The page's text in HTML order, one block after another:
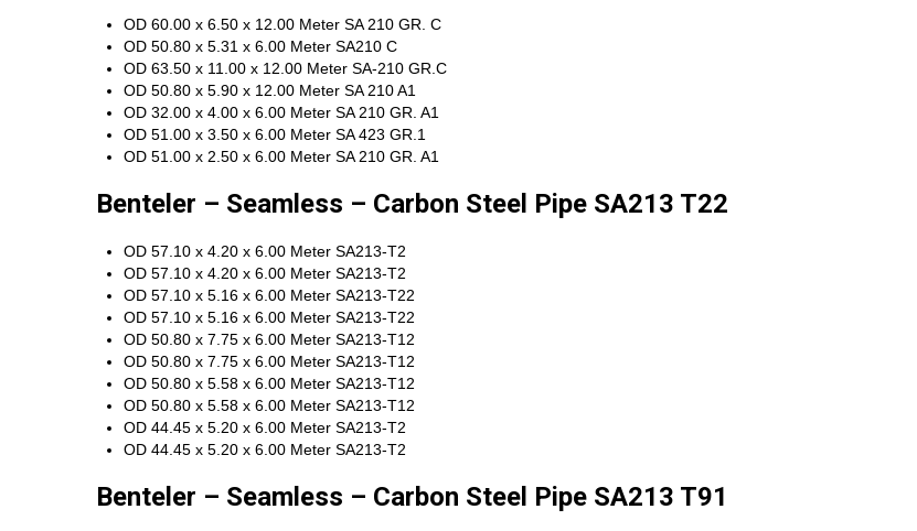
OD 60.00 x 6.50 x 12.00 Meter SA 210 GR. C
OD 50.80 x 5.31 x 6.00 Meter SA210 C
OD 63.50 x 11.00 x 12.00 Meter SA-210 GR.C
OD 50.80 x 5.90 x 12.00 Meter SA 210 A1
OD 32.00 x 4.00 x 6.00 Meter SA 210 GR. A1
OD 51.00 x 3.50 x 6.00 Meter SA 423 GR.1
OD 51.00 x 2.50 x 6.00 Meter SA 210 GR. A1
Benteler – Seamless – Carbon Steel Pipe SA213 T22
OD 57.10 x 4.20 x 6.00 Meter SA213-T2
OD 57.10 x 4.20 x 6.00 Meter SA213-T2
OD 57.10 x 5.16 x 6.00 Meter SA213-T22
OD 57.10 x 5.16 x 6.00 Meter SA213-T22
OD 50.80 x 7.75 x 6.00 Meter SA213-T12
OD 50.80 x 7.75 x 6.00 Meter SA213-T12
OD 50.80 x 5.58 x 6.00 Meter SA213-T12
OD 50.80 x 5.58 x 6.00 Meter SA213-T12
OD 44.45 x 5.20 x 6.00 Meter SA213-T2
OD 44.45 x 5.20 x 6.00 Meter SA213-T2
Benteler – Seamless – Carbon Steel Pipe SA213 T91